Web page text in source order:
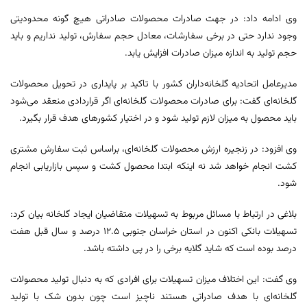
وی ادامه داد: در جهت صادرات محصولات صادراتی هیچ گونه محدودیتی
وجود ندارد حتی در برخی سفارشات، معادل حجم سفارش، تولید نداریم و باید
حجم تولید به اندازه میزان صادرات افزایش یابد.
مدیرعامل اتحادیه گلخانه‌داران کشور با تاکید بر پایداری در تحویل محصولات
گلخانه‌ای گفت: برای صادرات محصولات گلخانه‌ای اگر قراردادی منعقد می‌شود
باید محصول به میزان لازم تولید شود و در اختیار کشورهای هدف قرار بگیرد.
وی افزود: در زنجیره ارزش محصولات گلخانه‌ای، براساس ثبت سفارش مشتری
کشت انجام خواهد شد نه اینکه ابتدا محصول کشت و سپس بازاریابی انجام
شود.
بلاغی در ارتباط با مسائل مربوط به تسهیلات متقاضیان ایجاد گلخانه بیان کرد:
تسهیلات بانکی اکنون در استان خراسان جنوبی ۱۲.۵ درصد و سال قبل هفت
درصد بوده است که شاید گلایه برخی را در پی داشته باشد.
وی گفت: این اختلاف میزان تسهیلات برای افرادی که به دنبال تولید محصولات
گلخانه‌ای با هدف صادراتی هستند ناچیز است چون بدون شک با تولید